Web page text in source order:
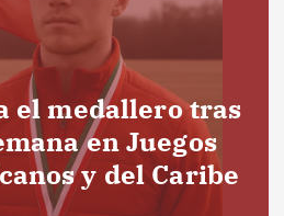
el medallero tras
en Juegos
y del Caribe